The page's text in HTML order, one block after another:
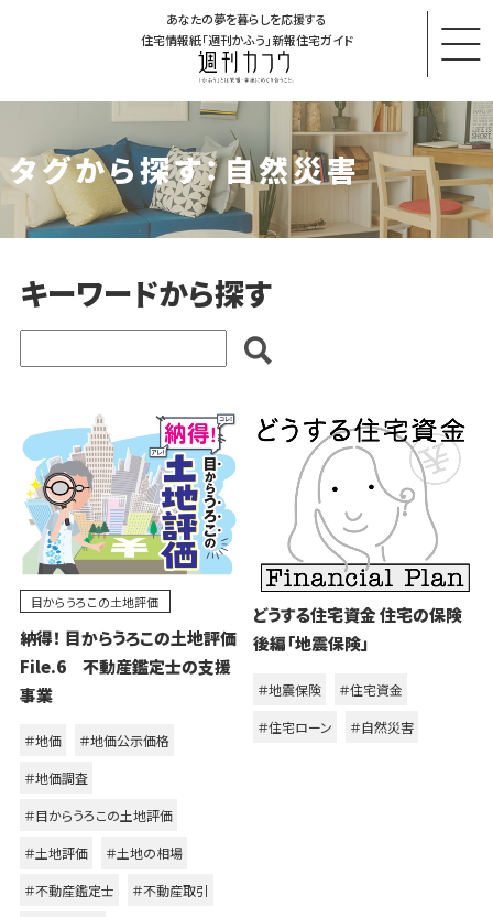
あなたの夢を暮らしを応援する
住宅情報紙「週刊かふう」新報住宅ガイド
タグから探す：自然災害
キーワードから探す
目からうろこの土地評価
納得！ 目からうろこの土地評価
File.6 不動産鑑定士の支援
事業
＃地価
＃地価公示価格
＃地価調査
＃目からうろこの土地評価
＃土地評価
＃土地の相場
＃不動産鑑定士
＃不動産取引
どうする住宅資金 住宅の保険
後編「地震保険」
＃地震保険
＃住宅資金
＃住宅ローン
＃自然災害